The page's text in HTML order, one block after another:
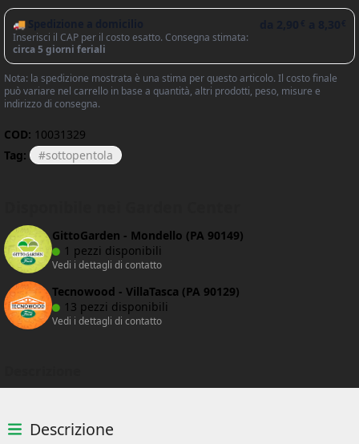
🚚 Spedizione a domicilio
Inserisci il CAP per il costo esatto. Consegna stimata:
circa 5 giorni feriali
Nota: la spedizione mostrata è una stima per questo articolo. Il costo finale
può variare nel carrello in base a quantità, altri prodotti, peso, misure e
indirizzo di consegna.
COD: 10031329
Tag:
sottopentola
GittoGarden - Mondello (PA 90149)
1 pezzi disponibili
Vedi i dettagli di contatto
Tecnowood - VillaTasca (PA 90129)
13 pezzi disponibili
Vedi i dettagli di contatto
Descrizione